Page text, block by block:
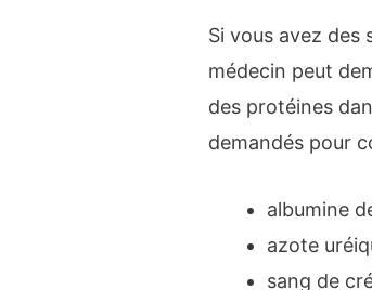
Si vous avez des
médecin peut
des protéines
demandés pour
albumine
azote
sang de